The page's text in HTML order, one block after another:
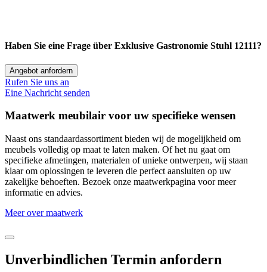
Haben Sie eine Frage über Exklusive Gastronomie Stuhl 12111?
Angebot anfordern
Rufen Sie uns an
Eine Nachricht senden
Maatwerk meubilair voor uw specifieke wensen
Naast ons standaardassortiment bieden wij de mogelijkheid om
meubels volledig op maat te laten maken. Of het nu gaat om
specifieke afmetingen, materialen of unieke ontwerpen, wij staan
klaar om oplossingen te leveren die perfect aansluiten op uw
zakelijke behoeften. Bezoek onze maatwerkpagina voor meer
informatie en advies.
Meer over maatwerk
Unverbindlichen Termin anfordern